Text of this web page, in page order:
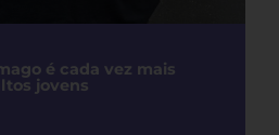
é cada vez mais
jovens